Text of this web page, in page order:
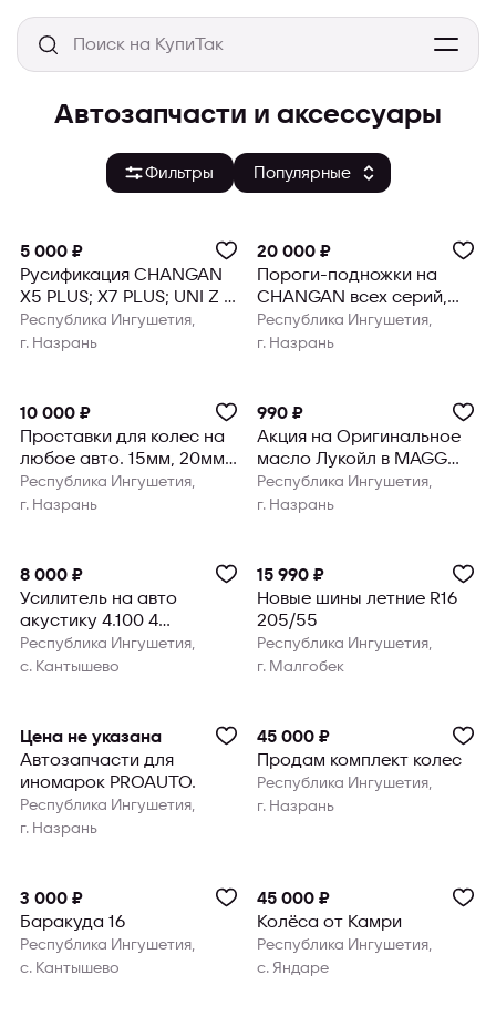
Автозапчасти и аксессуары
Фильтры
5 000 ₽
Русификация CHANGAN
X5 PLUS; X7 PLUS; UNI Z в
MAGG AUTO
Республика Ингушетия,
г. Назрань
20 000 ₽
Пороги-подножки на
CHANGAN всех серий,
GEELY MONJARO, GAC
GS8 и другие
Республика Ингушетия,
г. Назрань
10 000 ₽
Проставки для колес на
любое авто. 15мм, 20мм,
25мм и т.д
Республика Ингушетия,
г. Назрань
990 ₽
Акция на Оригинальное
масло Лукойл в MAGG
AUTO
Республика Ингушетия,
г. Назрань
8 000 ₽
Усилитель на авто
акустику 4.100 4
канальный
Республика Ингушетия,
с. Кантышево
15 990 ₽
Новые шины летние R16
205/55
Республика Ингушетия,
г. Малгобек
Цена не указана
Автозапчасти для
иномарок PROAUTO.
Республика Ингушетия,
г. Назрань
45 000 ₽
Продам комплект колес
Республика Ингушетия,
г. Назрань
3 000 ₽
Баракуда 16
Республика Ингушетия,
с. Кантышево
45 000 ₽
Колёса от Камри
Республика Ингушетия,
с. Яндаре